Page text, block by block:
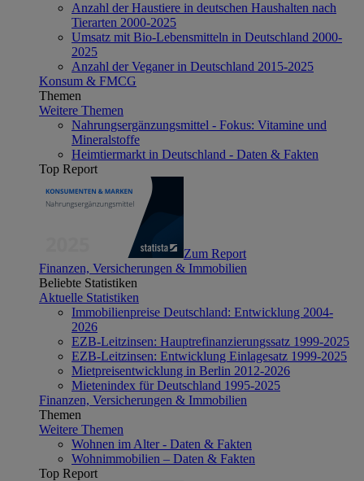
Anzahl der Haustiere in deutschen Haushalten nach
Tierarten 2000-2025
Umsatz mit Bio-Lebensmitteln in Deutschland 2000-
2025
Anzahl der Veganer in Deutschland 2015-2025
Konsum & FMCG
Themen
Weitere Themen
Nahrungsergänzungsmittel - Fokus: Vitamine und
Mineralstoffe
Heimtiermarkt in Deutschland - Daten & Fakten
Top Report
Zum Report
Finanzen, Versicherungen & Immobilien
Beliebte Statistiken
Aktuelle Statistiken
Immobilienpreise Deutschland: Entwicklung 2004-
2026
EZB-Leitzinsen: Hauptrefinanzierungssatz 1999-2025
EZB-Leitzinsen: Entwicklung Einlagesatz 1999-2025
Mietpreisentwicklung in Berlin 2012-2026
Mietenindex für Deutschland 1995-2025
Finanzen, Versicherungen & Immobilien
Themen
Weitere Themen
Wohnen im Alter - Daten & Fakten
Wohnimmobilien – Daten & Fakten
Top Report